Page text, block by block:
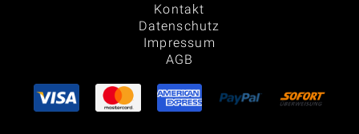
Kontakt
Datenschutz
Impressum
AGB